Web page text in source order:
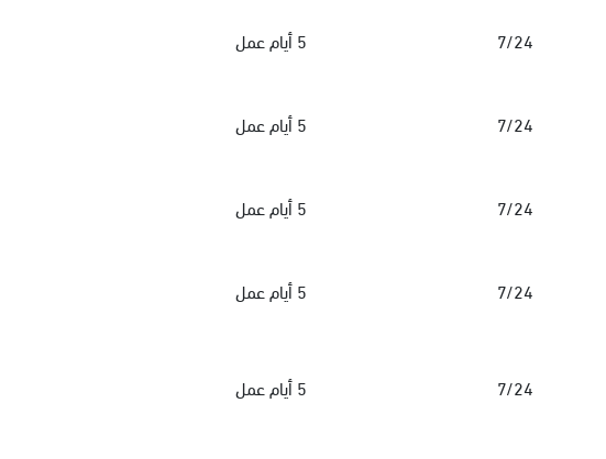
7/24
5 أيام عمل
7/24 5 أيام عمل
7/24
5 أيام عمل
7/24 5 أيام عمل
7/24 5 أيام عمل